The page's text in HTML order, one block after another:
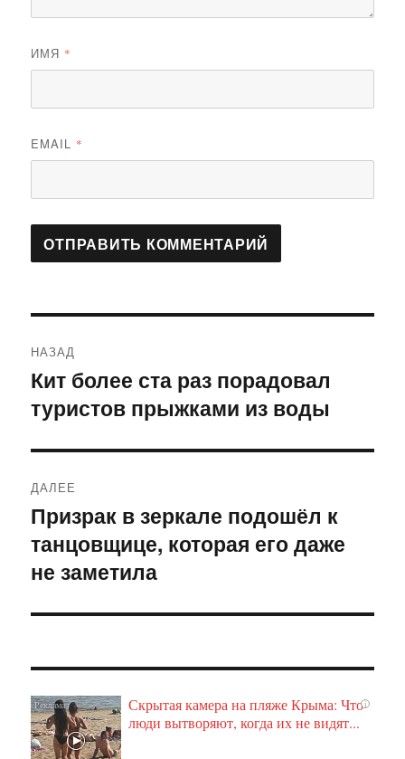
ИМЯ *
EMAIL *
по
записям
НАЗАД
Предыдущая
запись:
Кит более ста раз порадовал
туристов прыжками из воды
ДАЛЕЕ
Следующая
запись:
Призрак в зеркале подошёл к
танцовщице, которая его даже
не заметила
i
Скрытая камера на пляже Крыма: Что
люди вытворяют, когда их не видят...